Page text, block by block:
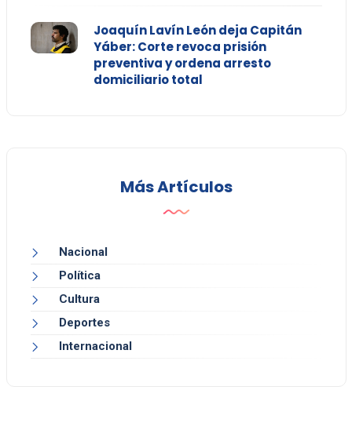
Joaquín Lavín León deja Capitán
Yáber: Corte revoca prisión
preventiva y ordena arresto
domiciliario total
Más Artículos
Nacional
Política
Cultura
Deportes
Internacional